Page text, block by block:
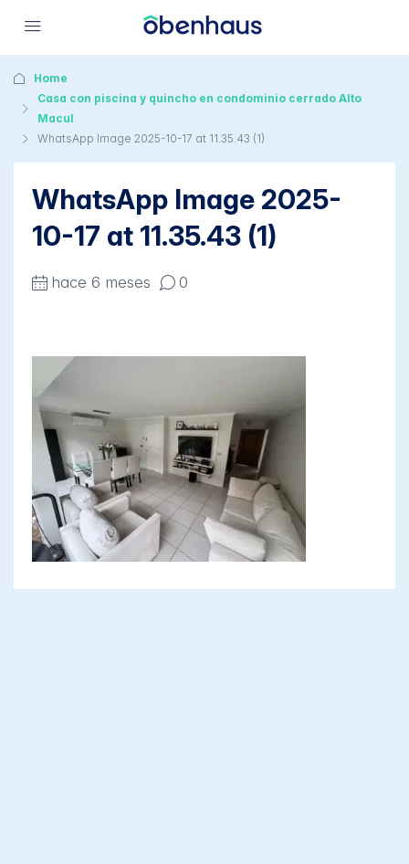
Home
Casa con piscina y quincho en condominio cerrado Alto
Macul
WhatsApp Image 2025-10-17 at 11.35.43 (1)
WhatsApp Image 2025-
10-17 at 11.35.43 (1)
hace 6 meses 0